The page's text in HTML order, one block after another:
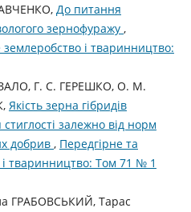
До питання
зернофуражу ,
землеробство і тваринництво:
Г. С. ГЕРЕШКО, О. М.
Якість зерна гібридів
стиглості залежно від норм
добрив , Передгірне та
і тваринництво: Том 71 № 1
ГРАБОВСЬКИЙ, Тарас